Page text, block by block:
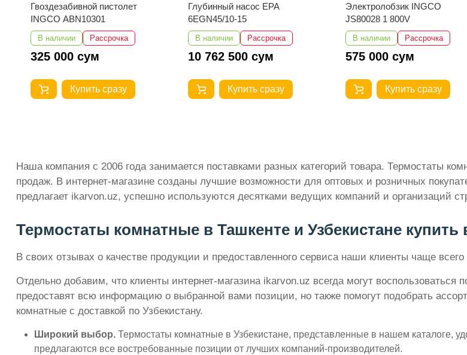
Гвоздезабивной пистолет
INGCO ABN10301
В наличии Рассрочка
325 000 сум
Купить сразу
Глубинный насос EPA
6EGN45/10-15
В наличии Рассрочка
10 762 500 сум
Купить сразу
Электролобзик INGCO
JS80028 1 800V
В наличии Рассрочка
575 000 сум
Купить сразу
Наша компания с 2006 года занимается поставками разных категорий товара. Термостаты
продаж. В интернет-магазине созданы лучшие возможности для оптовых и розничных
предлагает ikarvon.uz, успешно используются десятками ведущих компаний и организаций
Термостаты комнатные в Ташкенте и Узбекистане
В своих отзывах о качестве продукции и предоставленного сервиса наши клиенты чаще
Отдельно добавим, что клиенты интернет-магазина ikarvon.uz всегда могут
предоставят всю информацию о выбранной вами позиции, но также помогут подобрать
комнатные с доставкой по Узбекистану.
Широкий выбор. Термостаты комнатные в Узбекистане, представленные в нашем каталоге,
предлагаются все востребованные позиции от лучших компаний-производителей.